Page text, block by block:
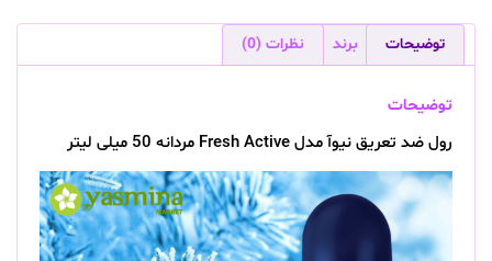
توضیحات برند نظرات (0)
توضیحات
رول ضد تعریق نیوآ مدل Fresh Active مردانه 50 میلی لیتر